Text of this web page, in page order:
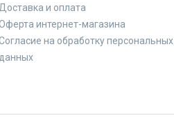
Доставка и оплата
интернет-магазина
на обработку персональных
данных